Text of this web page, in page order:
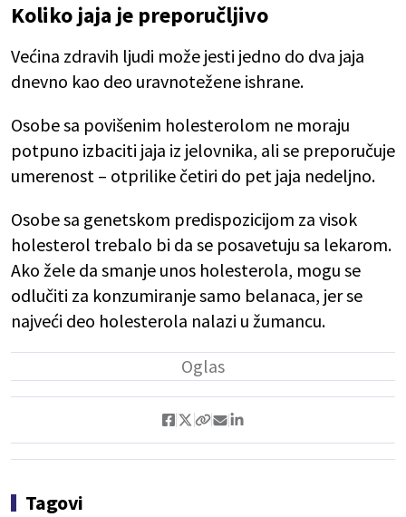
Koliko jaja je preporučljivo
Većina zdravih ljudi može jesti jedno do dva jaja
dnevno kao deo uravnotežene ishrane.
Osobe sa povišenim holesterolom ne moraju
potpuno izbaciti jaja iz jelovnika, ali se preporučuje
umerenost – otprilike četiri do pet jaja nedeljno.
Osobe sa genetskom predispozicijom za visok
holesterol trebalo bi da se posavetuju sa lekarom.
Ako žele da smanje unos holesterola, mogu se
odlučiti za konzumiranje samo belanaca, jer se
najveći deo holesterola nalazi u žumancu.
Tagovi